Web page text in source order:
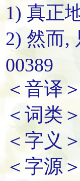
1) 真正
2) 然而,
00389
＜音译
＜词类
＜字义
＜字源